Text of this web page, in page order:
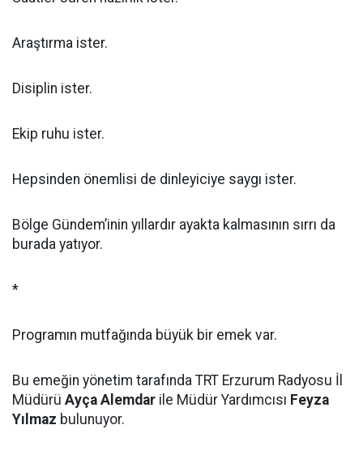
Araştırma ister.
Disiplin ister.
Ekip ruhu ister.
Hepsinden önemlisi de dinleyiciye saygı ister.
Bölge Gündem’inin yıllardır ayakta kalmasının sırrı da
burada yatıyor.
*
Programın mutfağında büyük bir emek var.
Bu emeğin yönetim tarafında TRT Erzurum Radyosu İl
Müdürü Ayça Alemdar ile Müdür Yardımcısı Feyza
Yılmaz bulunuyor.